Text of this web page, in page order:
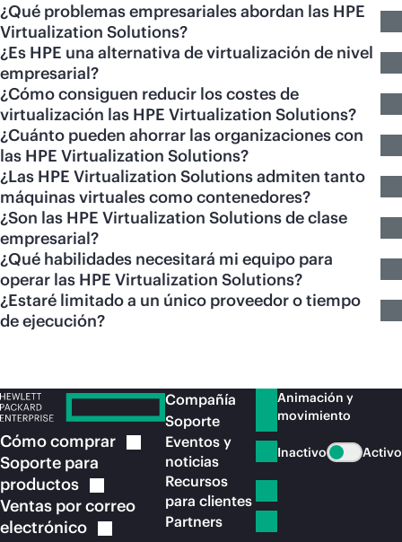
¿Qué problemas empresariales abordan las HPE
Virtualization Solutions?
¿Es HPE una alternativa de virtualización de nivel
empresarial?
¿Cómo consiguen reducir los costes de
virtualización las HPE Virtualization Solutions?
¿Cuánto pueden ahorrar las organizaciones con
las HPE Virtualization Solutions?
¿Las HPE Virtualization Solutions admiten tanto
máquinas virtuales como contenedores?
¿Son las HPE Virtualization Solutions de clase
empresarial?
¿Qué habilidades necesitará mi equipo para
operar las HPE Virtualization Solutions?
¿Estaré limitado a un único proveedor o tiempo
de ejecución?
Cómocomprar
Soporte para
productos
Ventas por correo
electrónico
Compañía
Soporte
Eventos y
noticias
Recursos
para clientes
Partners
Animación y
movimiento
Inactivo Activo